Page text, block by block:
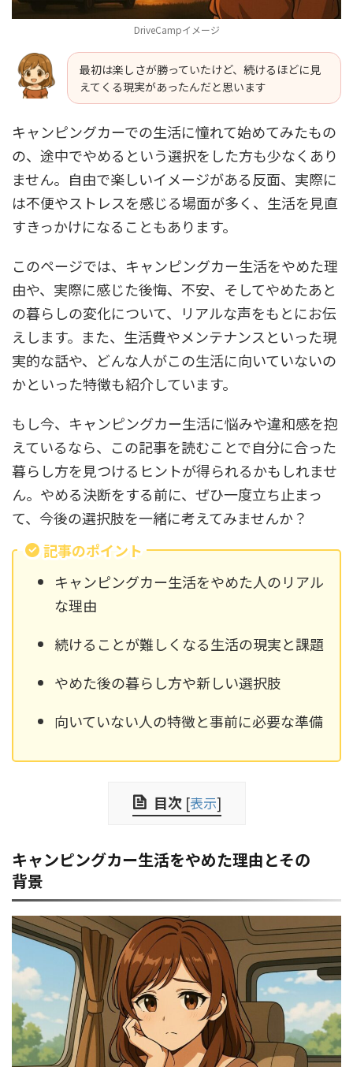
DriveCampイメージ
最初は楽しさが勝っていたけど、続けるほどに見
えてくる現実があったんだと思います
キャンピングカーでの生活に憧れて始めてみたもの
の、途中でやめるという選択をした方も少なくあり
ません。自由で楽しいイメージがある反面、実際に
は不便やストレスを感じる場面が多く、生活を見直
すきっかけになることもあります。
このページでは、キャンピングカー生活をやめた理
由や、実際に感じた後悔、不安、そしてやめたあと
の暮らしの変化について、リアルな声をもとにお伝
えします。また、生活費やメンテナンスといった現
実的な話や、どんな人がこの生活に向いていないの
かといった特徴も紹介しています。
もし今、キャンピングカー生活に悩みや違和感を抱
えているなら、この記事を読むことで自分に合った
暮らし方を見つけるヒントが得られるかもしれませ
ん。やめる決断をする前に、ぜひ一度立ち止まっ
て、今後の選択肢を一緒に考えてみませんか？
記事のポイント
キャンピングカー生活をやめた人のリアル
な理由
続けることが難しくなる生活の現実と課題
やめた後の暮らし方や新しい選択肢
向いていない人の特徴と事前に必要な準備
目次 [表示]
キャンピングカー生活をやめた理由とその
背景